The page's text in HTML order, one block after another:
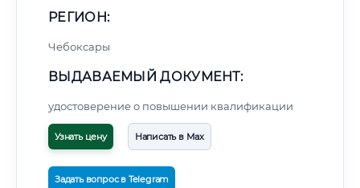
РЕГИОН:
Чебоксары
ВЫДАВАЕМЫЙ ДОКУМЕНТ:
удостоверение о повышении квалификации
Узнать цену Написать в Max
Задать вопрос в Telegram